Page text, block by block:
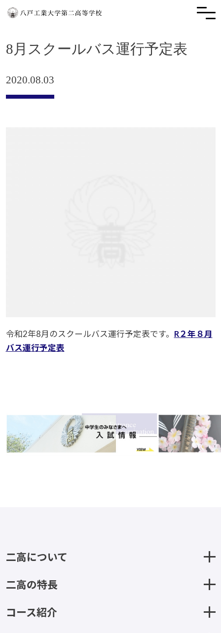
8月スクールバス運行予定表
2020.08.03
令和2年8月のスクールバス運行予定表です。 R２年８月
バス運行予定表
二高について
二高の特長
コース紹介